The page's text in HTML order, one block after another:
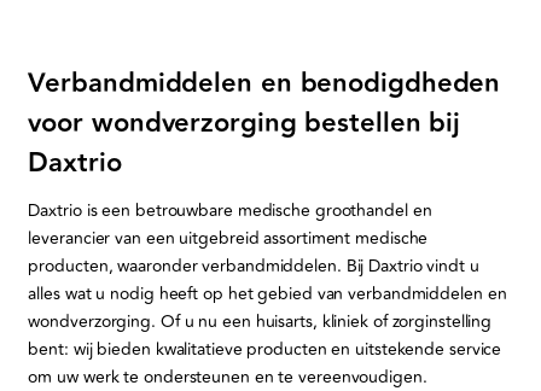
Verbandmiddelen en benodigdheden
voor wondverzorging bestellen bij
Daxtrio
Daxtrio is een betrouwbare medische groothandel en
leverancier van een uitgebreid assortiment medische
producten, waaronder verbandmiddelen. Bij Daxtrio vindt u
alles wat u nodig heeft op het gebied van verbandmiddelen en
wondverzorging. Of u nu een huisarts, kliniek of zorginstelling
bent: wij bieden kwalitatieve producten en uitstekende service
om uw werk te ondersteunen en te vereenvoudigen.